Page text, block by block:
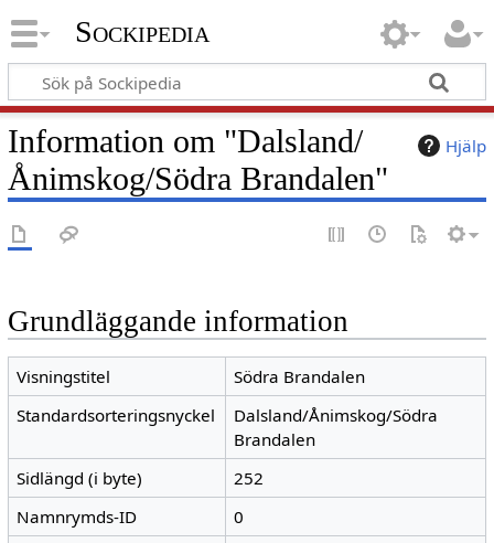
Sockipedia
Hjälp
Information om "Dalsland/
Ånimskog/Södra Brandalen"
Grundläggande information
Visningstitel
Södra Brandalen
Standardsorteringsnyckel
Dalsland/Ånimskog/Södra
Brandalen
Sidlängd (i byte)
252
Namnrymds-ID
0